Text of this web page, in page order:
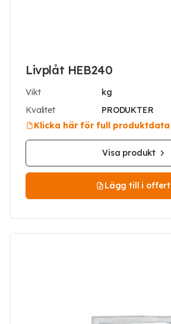
Livplåt HEB240
Vikt
kg
Kvalitet
PRODUKTER
Klicka här för full produktdata
Visa produkt
Lägg till i offert